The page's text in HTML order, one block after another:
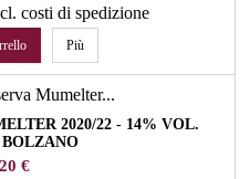
costi di spedizione
Più
2020/22 - 14% VOL.
€